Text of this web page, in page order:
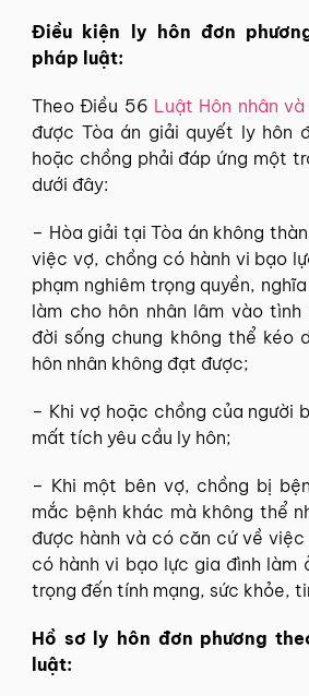
Điều kiện ly hôn đơn
pháp luật:
Theo Điều 56 Luật Hôn nhân
được Tòa án giải quyết ly hôn
hoặc chồng phải đáp ứng một
dưới đây:
– Hòa giải tại Tòa án không
việc vợ, chồng có hành vi bạo
phạm nghiêm trọng quyền,
làm cho hôn nhân lâm vào
đời sống chung không thể kéo
hôn nhân không đạt được;
– Khi vợ hoặc chồng của người
mất tích yêu cầu ly hôn;
– Khi một bên vợ, chồng bị
mắc bệnh khác mà không thể
được hành và có căn cứ về
có hành vi bạo lực gia đình làm
trọng đến tính mạng, sức khỏe,
Hồ sơ ly hôn đơn phương
luật: